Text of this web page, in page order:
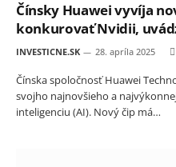
Čínsky Huawei vyvíja
konkurovať Nvidii,
INVESTICNE.SK 28. apríla 2025
Čínska spoločnosť Huawei
svojho najnovšieho a
inteligenciu (AI). Nový čip má…